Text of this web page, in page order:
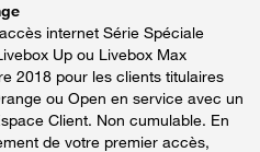
internet Série Spéciale
Up ou Livebox Max
2018 pour les clients titulaires
ou Open en service avec un
Client. Non cumulable. En
de votre premier accès,